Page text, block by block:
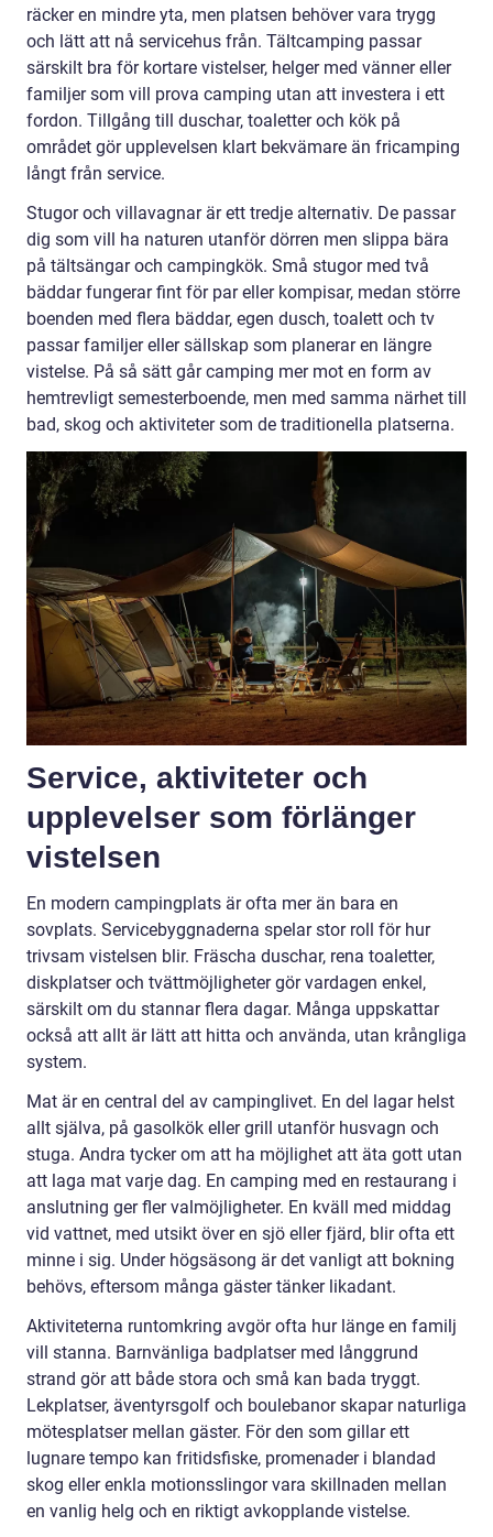
räcker en mindre yta, men platsen behöver vara trygg
och lätt att nå servicehus från. Tältcamping passar
särskilt bra för kortare vistelser, helger med vänner eller
familjer som vill prova camping utan att investera i ett
fordon. Tillgång till duschar, toaletter och kök på
området gör upplevelsen klart bekvämare än fricamping
långt från service.
Stugor och villavagnar är ett tredje alternativ. De passar
dig som vill ha naturen utanför dörren men slippa bära
på tältsängar och campingkök. Små stugor med två
bäddar fungerar fint för par eller kompisar, medan större
boenden med flera bäddar, egen dusch, toalett och tv
passar familjer eller sällskap som planerar en längre
vistelse. På så sätt går camping mer mot en form av
hemtrevligt semesterboende, men med samma närhet till
bad, skog och aktiviteter som de traditionella platserna.
Service, aktiviteter och
upplevelser som förlänger
vistelsen
En modern campingplats är ofta mer än bara en
sovplats. Servicebyggnaderna spelar stor roll för hur
trivsam vistelsen blir. Fräscha duschar, rena toaletter,
diskplatser och tvättmöjligheter gör vardagen enkel,
särskilt om du stannar flera dagar. Många uppskattar
också att allt är lätt att hitta och använda, utan krångliga
system.
Mat är en central del av campinglivet. En del lagar helst
allt själva, på gasolkök eller grill utanför husvagn och
stuga. Andra tycker om att ha möjlighet att äta gott utan
att laga mat varje dag. En camping med en restaurang i
anslutning ger fler valmöjligheter. En kväll med middag
vid vattnet, med utsikt över en sjö eller fjärd, blir ofta ett
minne i sig. Under högsäsong är det vanligt att bokning
behövs, eftersom många gäster tänker likadant.
Aktiviteterna runtomkring avgör ofta hur länge en familj
vill stanna. Barnvänliga badplatser med långgrund
strand gör att både stora och små kan bada tryggt.
Lekplatser, äventyrsgolf och boulebanor skapar naturliga
mötesplatser mellan gäster. För den som gillar ett
lugnare tempo kan fritidsfiske, promenader i blandad
skog eller enkla motionsslingor vara skillnaden mellan
en vanlig helg och en riktigt avkopplande vistelse.